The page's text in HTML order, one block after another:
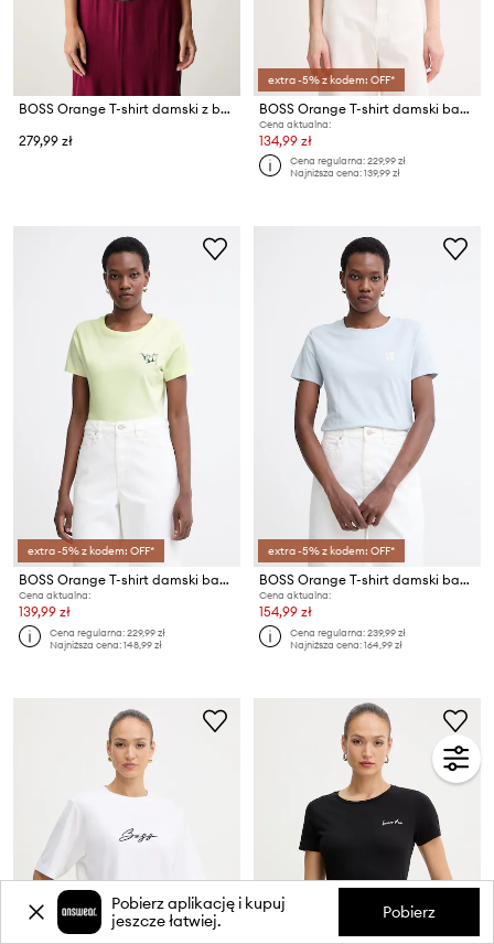
BOSS Orange T-shirt damski z bawełną C_Etine_2
279,99 zł
extra -5% z kodem: OFF*
BOSS Orange T-shirt damski bawełniany C Elove embro
Cena aktualna:
134,99 zł
Cena regularna:229,99 zł
Najniższa cena:139,99 zł
extra -5% z kodem: OFF*
BOSS Orange T-shirt damski bawełniany C Elove 4
Cena aktualna:
139,99 zł
Cena regularna:229,99 zł
Najniższa cena:148,99 zł
extra -5% z kodem: OFF*
BOSS Orange T-shirt damski bawełniany C_Esogo_3
Cena aktualna:
154,99 zł
Cena regularna:239,99 zł
Najniższa cena:164,99 zł
Pobierz aplikację i kupuj
jeszcze łatwiej.
Pobierz